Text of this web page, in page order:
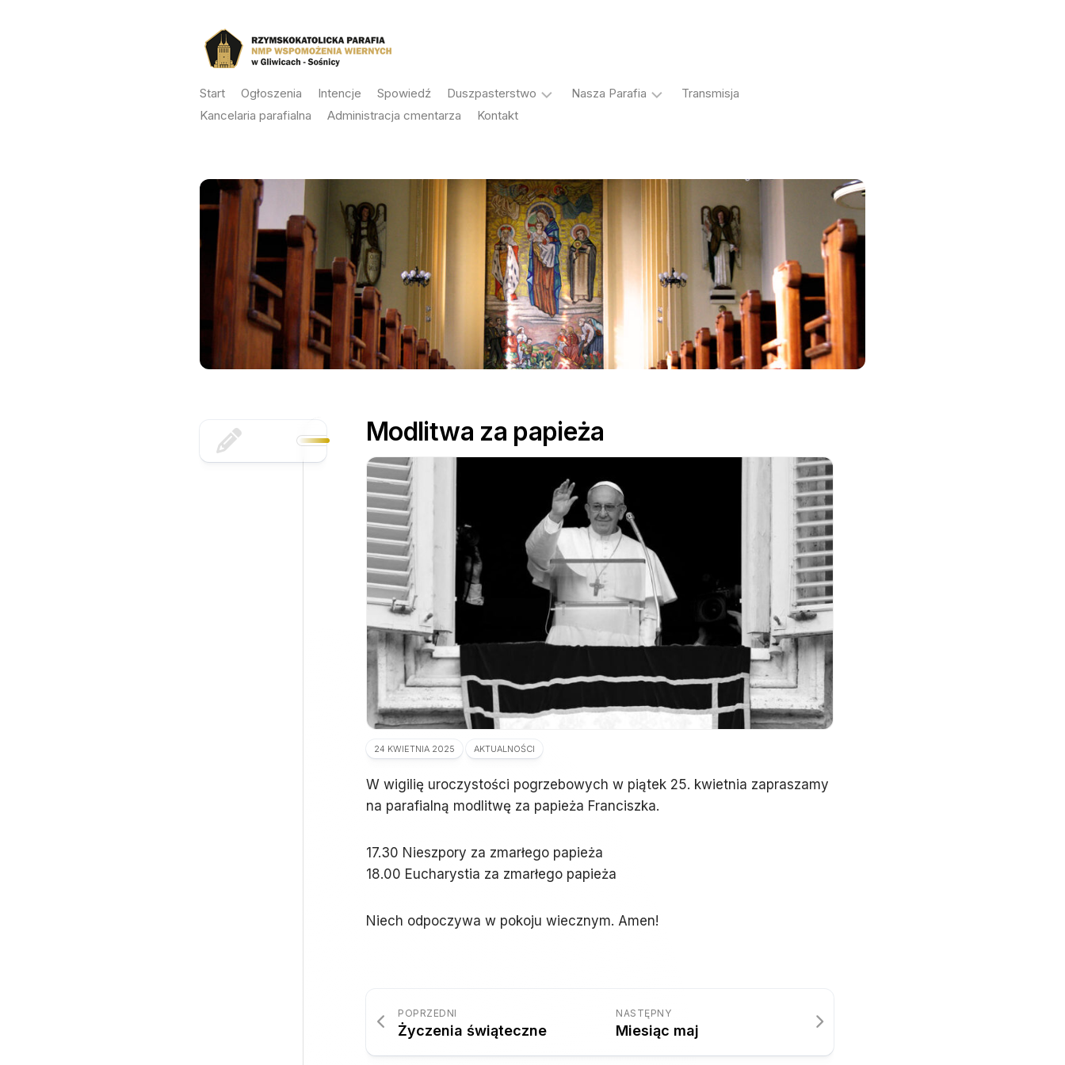
Start Ogłoszenia Intencje Spowiedź Duszpasterstwo
Rada
Duszpasterska
Rada
Ekonomiczna
Stałe
nabożeństwa
Grupy
parafialne
Nasza Parafia
Antoni
Korczok
Galeria
Ochrona
osób
małoletnich
Transmisja
Kancelaria parafialna
Administracja cmentarza Kontakt
Modlitwa za papieża
24 KWIETNIA 2025 AKTUALNOŚCI
W wigilię uroczystości pogrzebowych w piątek 25. kwietnia zapraszamy
na parafialną modlitwę za papieża Franciszka.
17.30 Nieszpory za zmarłego papieża
18.00 Eucharystia za zmarłego papieża
Niech odpoczywa w pokoju wiecznym. Amen!
NASTĘPNY
Miesiąc maj
POPRZEDNI
Życzenia świąteczne